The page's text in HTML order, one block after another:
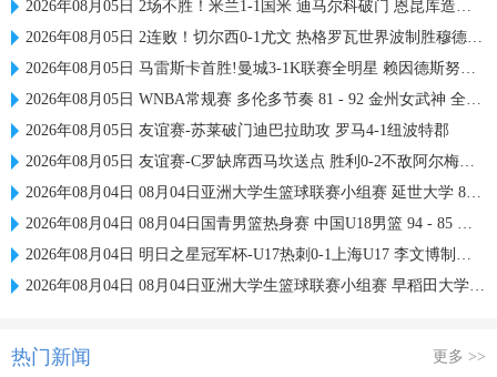
2026年08月05日 2场不胜！米兰1-1国米 迪马尔科破门 恩昆库造点+点射拉莫斯登场
2026年08月05日 2连败！切尔西0-1尤文 热格罗瓦世界波制胜穆德里克时隔614天复出
2026年08月05日 马雷斯卡首胜!曼城3-1K联赛全明星 赖因德斯努里破门塞梅尼奥助攻
2026年08月05日 WNBA常规赛 多伦多节奏 81 - 92 金州女武神 全场集锦
2026年08月05日 友谊赛-苏莱破门迪巴拉助攻 罗马4-1纽波特郡
2026年08月05日 友谊赛-C罗缺席西马坎送点 胜利0-2不敌阿尔梅里亚
2026年08月04日 08月04日亚洲大学生篮球联赛小组赛 延世大学 82 - 83 北京大学 集锦
2026年08月04日 08月04日国青男篮热身赛 中国U18男篮 94 - 85 加拿大大卫·安篮球学院 集锦
2026年08月04日 明日之星冠军杯-U17热刺0-1上海U17 李文博制胜球
2026年08月04日 08月04日亚洲大学生篮球联赛小组赛 早稻田大学 71 - 86 清华大学 集锦
热门新闻 更多 >>